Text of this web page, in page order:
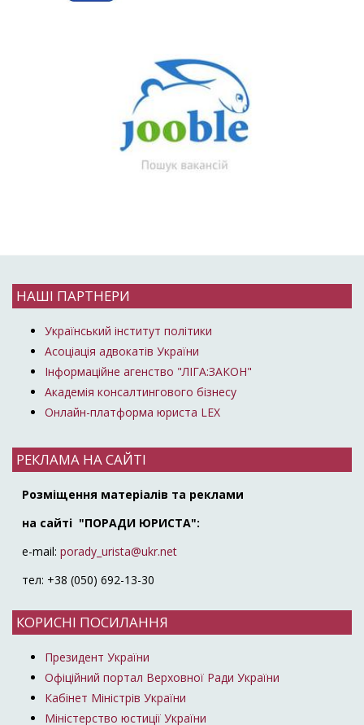
НАШІ ПАРТНЕРИ
Український інститут політики
Асоціація адвокатів України
Інформаційне агенство "ЛІГА:ЗАКОН"
Академія консалтингового бізнесу
Онлайн-платформа юриста LEX
РЕКЛАМА НА САЙТІ
Розміщення матеріалів та реклами
на сайті "ПОРАДИ ЮРИСТА":
e-mail: porady_urista@ukr.net
тел: +38 (050) 692-13-30
КОРИСНІ ПОСИЛАННЯ
Президент України
Офіційний портал Верховної Ради України
Кабінет Міністрів України
Міністерство юстиції України